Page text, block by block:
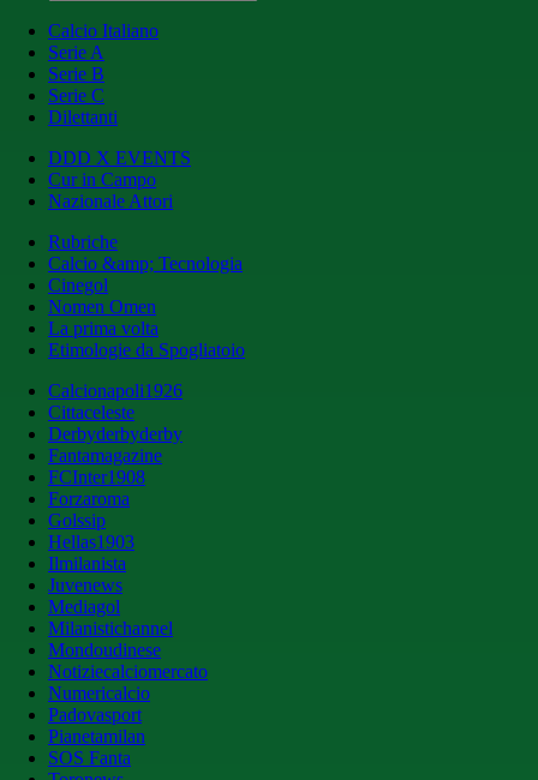
Calcio Italiano
Serie A
Serie B
Serie C
Dilettanti
DDD X EVENTS
Cur in Campo
Nazionale Attori
Rubriche
Calcio &amp; Tecnologia
Cinegol
Nomen Omen
La prima volta
Etimologie da Spogliatoio
Calcionapoli1926
Cittaceleste
Derbyderbyderby
Fantamagazine
FCInter1908
Forzaroma
Golssip
Hellas1903
Ilmilanista
Juvenews
Mediagol
Milanistichannel
Mondoudinese
Notiziecalciomercato
Numericalcio
Padovasport
Pianetamilan
SOS Fanta